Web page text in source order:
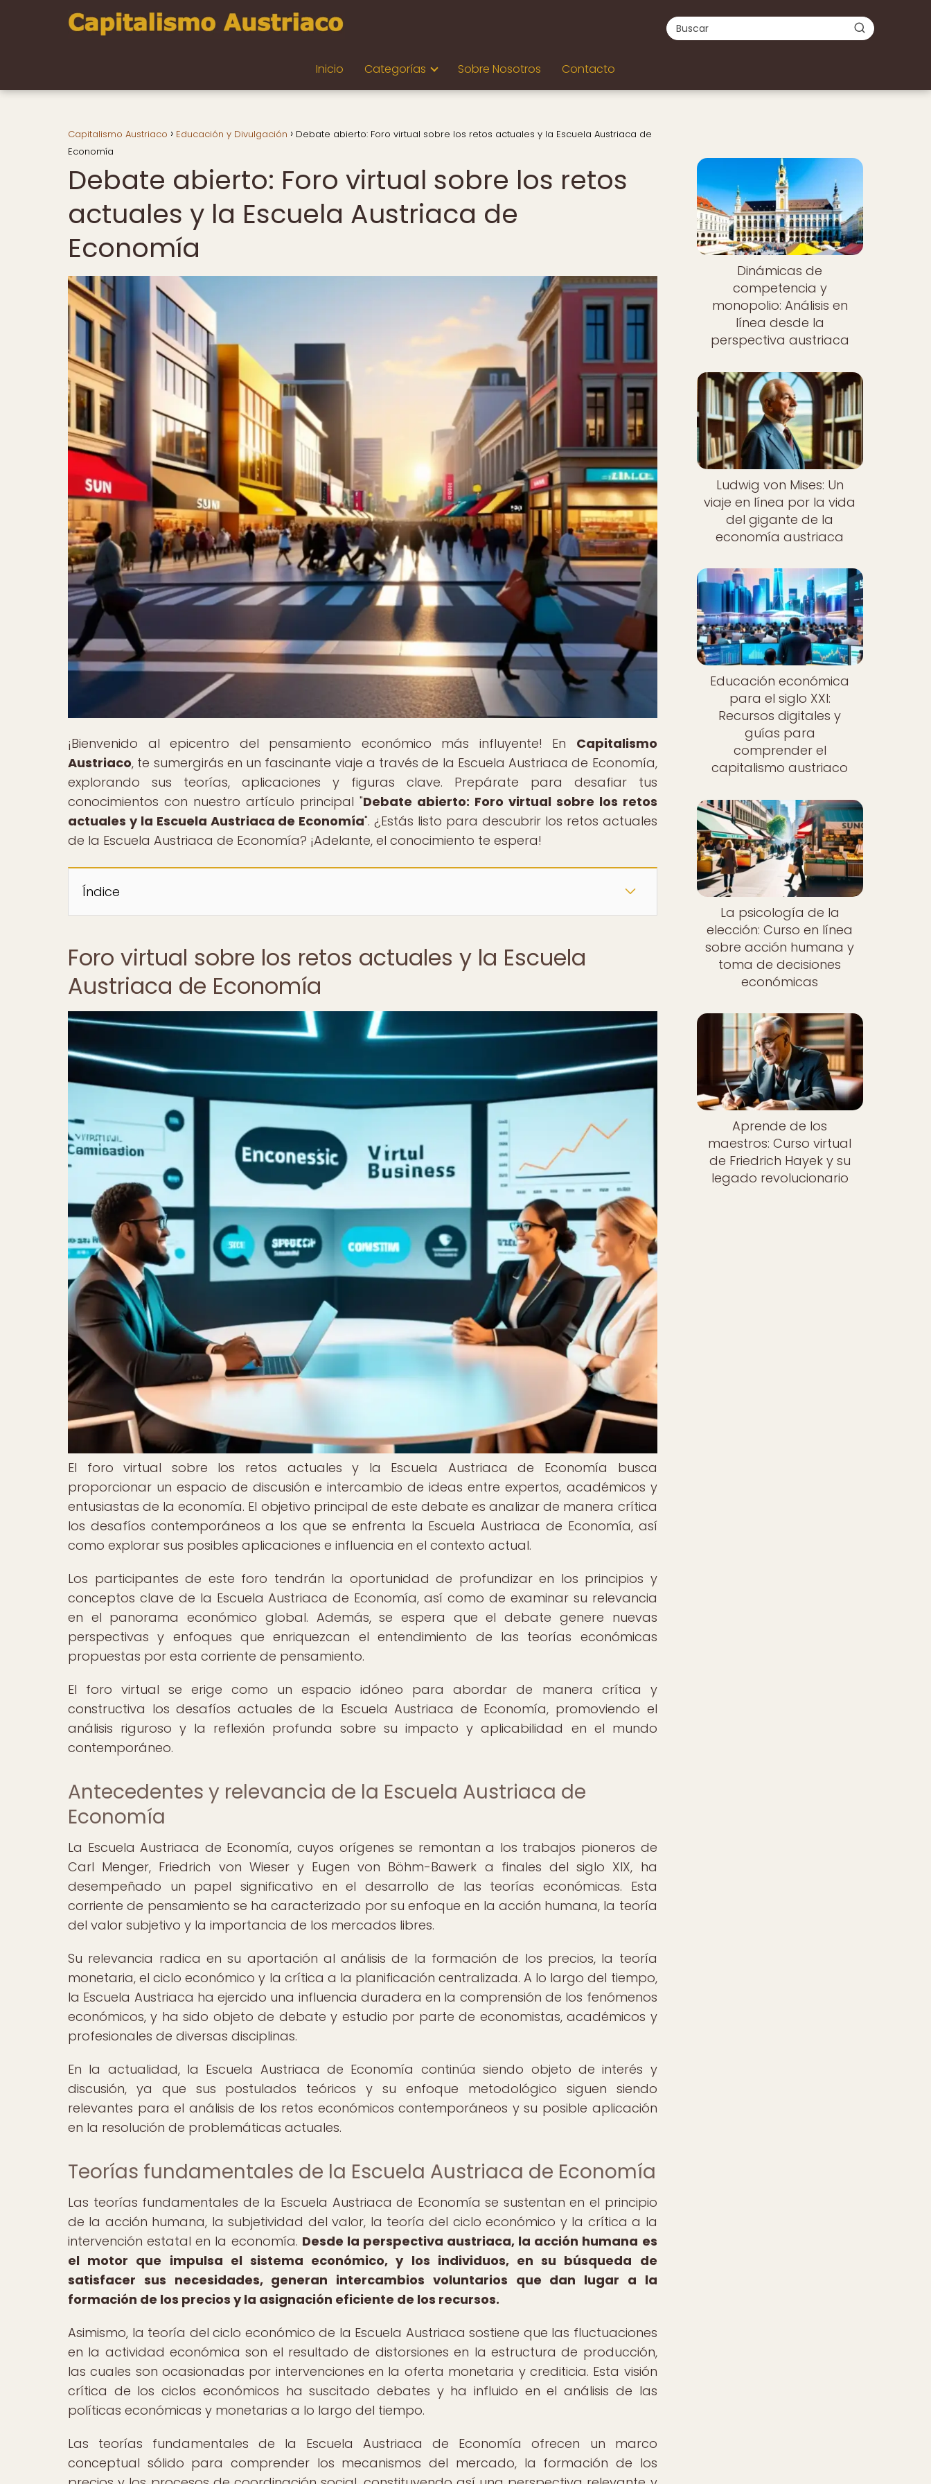
Inicio Categorías Sobre Nosotros Contacto
Capitalismo Austriaco Educación y Divulgación
Debate abierto: Foro virtual sobre los retos actuales y la Escuela Austriaca de
Economía
Debate abierto: Foro virtual sobre los retos
actuales y la Escuela Austriaca de
Economía
¡Bienvenido al epicentro del pensamiento económico más influyente! En Capitalismo
Austriaco, te sumergirás en un fascinante viaje a través de la Escuela Austriaca de Economía,
explorando sus teorías, aplicaciones y figuras clave. Prepárate para desafiar tus
conocimientos con nuestro artículo principal "Debate abierto: Foro virtual sobre los retos
actuales y la Escuela Austriaca de Economía". ¿Estás listo para descubrir los retos actuales
de la Escuela Austriaca de Economía? ¡Adelante, el conocimiento te espera!
Índice
Foro virtual sobre los retos actuales y la Escuela
Austriaca de Economía
El foro virtual sobre los retos actuales y la Escuela Austriaca de Economía busca
proporcionar un espacio de discusión e intercambio de ideas entre expertos, académicos y
entusiastas de la economía. El objetivo principal de este debate es analizar de manera crítica
los desafíos contemporáneos a los que se enfrenta la Escuela Austriaca de Economía, así
como explorar sus posibles aplicaciones e influencia en el contexto actual.
Los participantes de este foro tendrán la oportunidad de profundizar en los principios y
conceptos clave de la Escuela Austriaca de Economía, así como de examinar su relevancia
en el panorama económico global. Además, se espera que el debate genere nuevas
perspectivas y enfoques que enriquezcan el entendimiento de las teorías económicas
propuestas por esta corriente de pensamiento.
El foro virtual se erige como un espacio idóneo para abordar de manera crítica y
constructiva los desafíos actuales de la Escuela Austriaca de Economía, promoviendo el
análisis riguroso y la reflexión profunda sobre su impacto y aplicabilidad en el mundo
contemporáneo.
Antecedentes y relevancia de la Escuela Austriaca de
Economía
La Escuela Austriaca de Economía, cuyos orígenes se remontan a los trabajos pioneros de
Carl Menger, Friedrich von Wieser y Eugen von Böhm-Bawerk a finales del siglo XIX, ha
desempeñado un papel significativo en el desarrollo de las teorías económicas. Esta
corriente de pensamiento se ha caracterizado por su enfoque en la acción humana, la teoría
del valor subjetivo y la importancia de los mercados libres.
Su relevancia radica en su aportación al análisis de la formación de los precios, la teoría
monetaria, el ciclo económico y la crítica a la planificación centralizada. A lo largo del tiempo,
la Escuela Austriaca ha ejercido una influencia duradera en la comprensión de los fenómenos
económicos, y ha sido objeto de debate y estudio por parte de economistas, académicos y
profesionales de diversas disciplinas.
En la actualidad, la Escuela Austriaca de Economía continúa siendo objeto de interés y
discusión, ya que sus postulados teóricos y su enfoque metodológico siguen siendo
relevantes para el análisis de los retos económicos contemporáneos y su posible aplicación
en la resolución de problemáticas actuales.
Teorías fundamentales de la Escuela Austriaca de Economía
Las teorías fundamentales de la Escuela Austriaca de Economía se sustentan en el principio
de la acción humana, la subjetividad del valor, la teoría del ciclo económico y la crítica a la
intervención estatal en la economía. Desde la perspectiva austriaca, la acción humana es
el motor que impulsa el sistema económico, y los individuos, en su búsqueda de
satisfacer sus necesidades, generan intercambios voluntarios que dan lugar a la
formación de los precios y la asignación eficiente de los recursos.
Asimismo, la teoría del ciclo económico de la Escuela Austriaca sostiene que las fluctuaciones
en la actividad económica son el resultado de distorsiones en la estructura de producción,
las cuales son ocasionadas por intervenciones en la oferta monetaria y crediticia. Esta visión
crítica de los ciclos económicos ha suscitado debates y ha influido en el análisis de las
políticas económicas y monetarias a lo largo del tiempo.
Las teorías fundamentales de la Escuela Austriaca de Economía ofrecen un marco
conceptual sólido para comprender los mecanismos del mercado, la formación de los
Dinámicas de
competencia y
monopolio: Análisis en
línea desde la
perspectiva austriaca
Ludwig von Mises: Un
viaje en línea por la vida
del gigante de la
economía austriaca
Educación económica
para el siglo XXI:
Recursos digitales y
guías para
comprender el
capitalismo austriaco
La psicología de la
elección: Curso en línea
sobre acción humana y
toma de decisiones
económicas
Aprende de los
maestros: Curso virtual
de Friedrich Hayek y su
legado revolucionario